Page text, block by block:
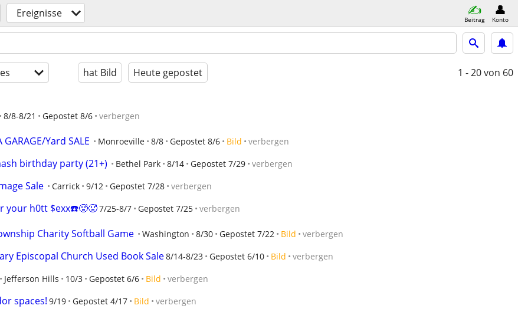
Ereignisse Beitrag Konto
hat Bild Heute gepostet 1 - 20von 60
8/8-8/21 Gepostet 8/6 verbergen
Yard SALE Monroeville 8/8 Gepostet 8/6 Bild verbergen
birthday party (21+) Bethel Park 8/14 Gepostet 7/29 verbergen
Sale Carrick 9/12 Gepostet 7/28 verbergen
your h0tt $exx☎️🥵🥵7/25-8/7 Gepostet 7/25 verbergen
Charity Softball Game Washington 8/30 Gepostet 7/22 Bild verbergen
Episcopal Church Used Book Sale8/14-8/23 Gepostet 6/10 Bild verbergen
Jefferson Hills 10/3 Gepostet 6/6 Bild verbergen
spaces! 9/19 Gepostet 4/17 Bild verbergen